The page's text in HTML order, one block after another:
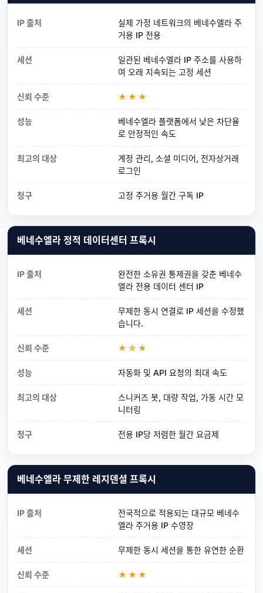
IP 출처
실제 가정 네트워크의 베네수엘라 주
거용 IP 전용
세션
일관된 베네수엘라 IP 주소를 사용하
여 오래 지속되는 고정 세션
신뢰 수준 ★★★
성능
베네수엘라 플랫폼에서 낮은 차단율
로 안정적인 속도
최고의 대상
계정 관리, 소셜 미디어, 전자상거래
로그인
청구 고정 주거용 월간 구독 IP
베네수엘라 정적 데이터센터 프록시
IP 출처
완전한 소유권 통제권을 갖춘 베네수
엘라 전용 데이터 센터 IP
세션
무제한 동시 연결로 IP 세션을 수정했
습니다.
신뢰 수준 ★☆★
성능 자동화 및 API 요청의 최대 속도
최고의 대상
스니커즈 봇, 대량 작업, 가동 시간 모
니터링
청구 전용 IP당 저렴한 월간 요금제
베네수엘라 무제한 레지덴셜 프록시
IP 출처
전국적으로 적용되는 대규모 베네수
엘라 주거용 IP 수영장
세션 무제한 동시 세션을 통한 유연한 순환
신뢰 수준 ★★★